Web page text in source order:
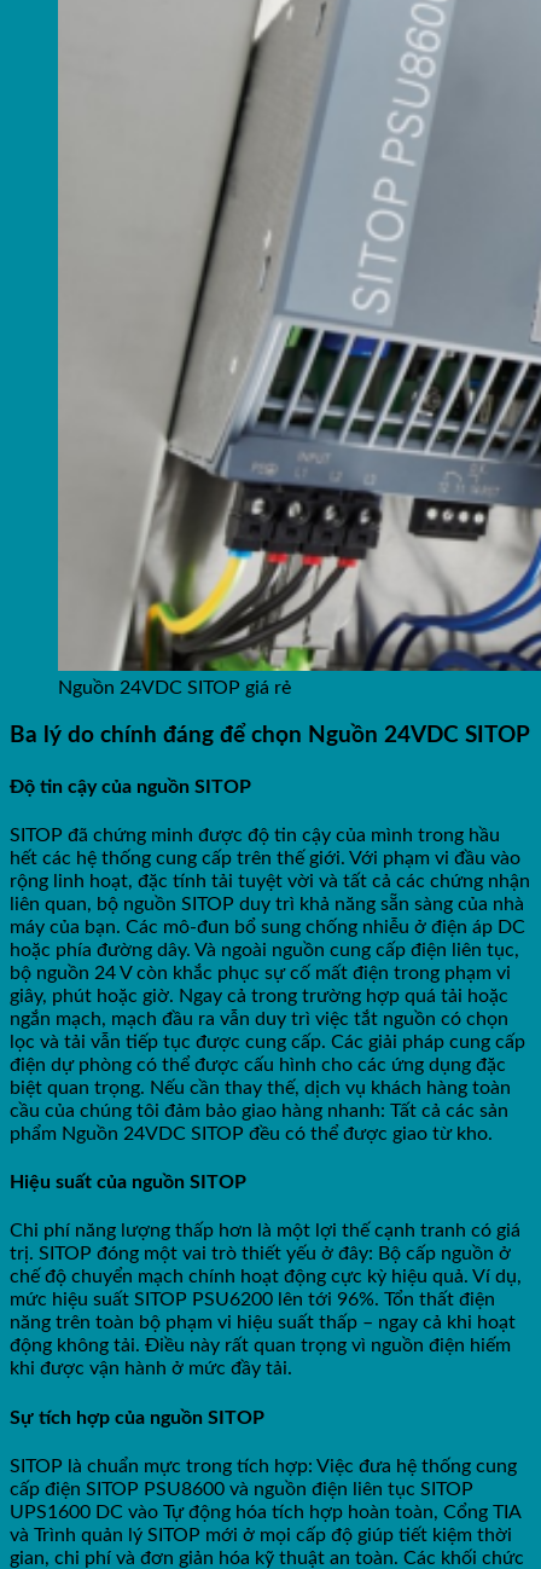
Nguồn 24VDC SITOP giá rẻ
Ba lý do chính đáng để chọn Nguồn 24VDC SITOP
Độ tin cậy của nguồn SITOP
SITOP đã chứng minh được độ tin cậy của mình trong hầu
hết các hệ thống cung cấp trên thế giới. Với phạm vi đầu vào
rộng linh hoạt, đặc tính tải tuyệt vời và tất cả các chứng nhận
liên quan, bộ nguồn SITOP duy trì khả năng sẵn sàng của nhà
máy của bạn. Các mô-đun bổ sung chống nhiễu ở điện áp DC
hoặc phía đường dây. Và ngoài nguồn cung cấp điện liên tục,
bộ nguồn 24 V còn khắc phục sự cố mất điện trong phạm vi
giây, phút hoặc giờ. Ngay cả trong trường hợp quá tải hoặc
ngắn mạch, mạch đầu ra vẫn duy trì việc tắt nguồn có chọn
lọc và tải vẫn tiếp tục được cung cấp. Các giải pháp cung cấp
điện dự phòng có thể được cấu hình cho các ứng dụng đặc
biệt quan trọng. Nếu cần thay thế, dịch vụ khách hàng toàn
cầu của chúng tôi đảm bảo giao hàng nhanh: Tất cả các sản
phẩm Nguồn 24VDC SITOP đều có thể được giao từ kho.
Hiệu suất của nguồn SITOP
Chi phí năng lượng thấp hơn là một lợi thế cạnh tranh có giá
trị. SITOP đóng một vai trò thiết yếu ở đây: Bộ cấp nguồn ở
chế độ chuyển mạch chính hoạt động cực kỳ hiệu quả. Ví dụ,
mức hiệu suất SITOP PSU6200 lên tới 96%. Tổn thất điện
năng trên toàn bộ phạm vi hiệu suất thấp – ngay cả khi hoạt
động không tải. Điều này rất quan trọng vì nguồn điện hiếm
khi được vận hành ở mức đầy tải.
Sự tích hợp của nguồn SITOP
SITOP là chuẩn mực trong tích hợp: Việc đưa hệ thống cung
cấp điện SITOP PSU8600 và nguồn điện liên tục SITOP
UPS1600 DC vào Tự động hóa tích hợp hoàn toàn, Cổng TIA
và Trình quản lý SITOP mới ở mọi cấp độ giúp tiết kiệm thời
gian, chi phí và đơn giản hóa kỹ thuật an toàn. Các khối chức